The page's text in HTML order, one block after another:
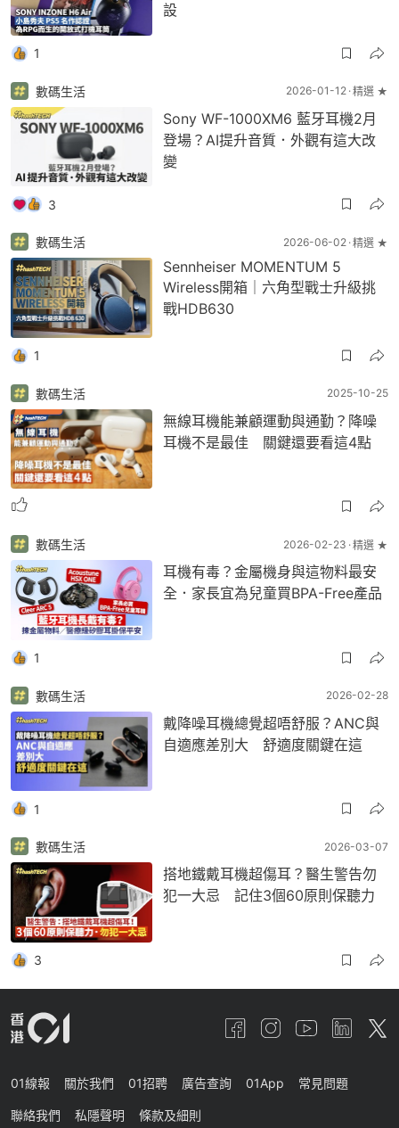
設
1
數碼生活 2026-01-12 精選 ★
Sony WF-1000XM6 藍牙耳機2月
登場？AI提升音質．外觀有這大改
變
3
數碼生活 2026-06-02 精選 ★
Sennheiser MOMENTUM 5
Wireless開箱｜六角型戰士升級挑
戰HDB630
1
數碼生活 2025-10-25
無線耳機能兼顧運動與通勤？降噪
耳機不是最佳 關鍵還要看這4點
數碼生活 2026-02-23 精選 ★
耳機有毒？金屬機身與這物料最安
全．家長宜為兒童買BPA-Free產品
1
數碼生活 2026-02-28
戴降噪耳機總覺超唔舒服？ANC與
自適應差別大 舒適度關鍵在這
1
數碼生活 2026-03-07
搭地鐵戴耳機超傷耳？醫生警告勿
犯一大忌 記住3個60原則保聽力
3
01線報 關於我們 01招聘 廣告查詢 01App 常見問題
聯絡我們 私隱聲明 條款及細則